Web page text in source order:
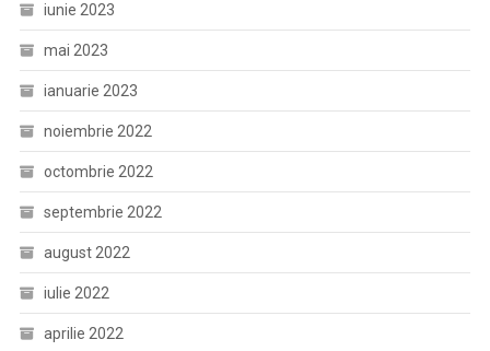
iunie 2023
mai 2023
ianuarie 2023
noiembrie 2022
octombrie 2022
septembrie 2022
august 2022
iulie 2022
aprilie 2022